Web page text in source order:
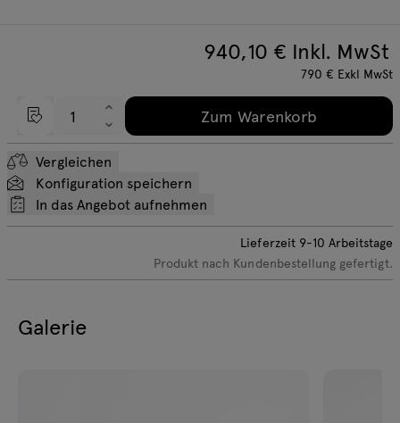
940,10 € Inkl. MwSt
790 € Exkl MwSt
Zum Warenkorb
Vergleichen
Konfiguration speichern
In das Angebot aufnehmen
Lieferzeit 9-10 Arbeitstage
Produkt nach Kundenbestellung gefertigt.
Galerie